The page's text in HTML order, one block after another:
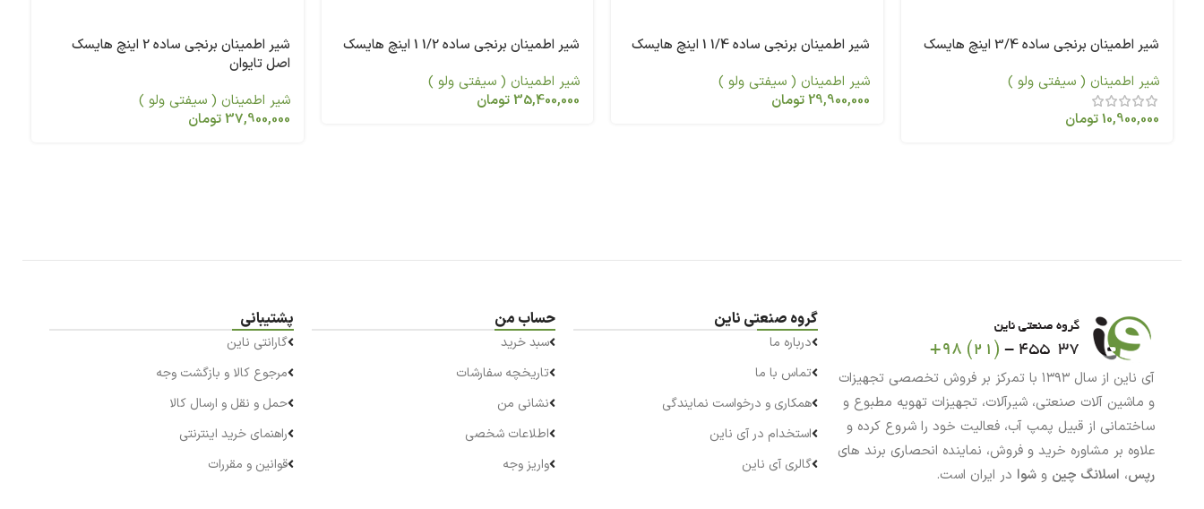
شیر اطمینان برنجی ساده 3/4 اینچ هایسک
شیر اطمینان ( سیفتی ولو )
10,900,000تومان
شیر اطمینان برنجی ساده 1/4 1 اینچ هایسک
شیر اطمینان ( سیفتی ولو )
29,900,000تومان
شیر اطمینان برنجی ساده 1/2 1 اینچ هایسک
شیر اطمینان ( سیفتی ولو )
35,400,000تومان
شیر اطمینان برنجی ساده 2 اینچ هایسک
اصل تایوان
شیر اطمینان ( سیفتی ولو )
37,900,000تومان
آی ناین از سال ۱۳۹۳ با تمرکز بر فروش تخصصی تجهیزات
و ماشین آلات صنعتی، شیرآلات، تجهیزات تهویه مطبوع و
ساختمانی از قبیل پمپ آب، فعالیت خود را شروع کرده و
علاوه بر مشاوره خرید و فروش، نماینده انحصاری برند های
رپس، اسلانگ چین و شوا در ایران است.
گروه صنعتی ناین
درباره ما
تماس با ما
همکاری و درخواست نمایندگی
استخدام در آی ناین
گالری آی ناین
حساب من
سبد خرید
تاریخچه سفارشات
نشانی من
اطلاعات شخصی
واریز وجه
پشتیبانی
گارانتی ناین
مرجوع کالا و بازگشت وجه
حمل و نقل و ارسال کالا
راهنمای خرید اینترنتی
قوانین و مقررات